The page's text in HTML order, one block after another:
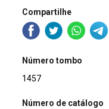
Compartilhe
Número tombo
1457
Número de catálogo